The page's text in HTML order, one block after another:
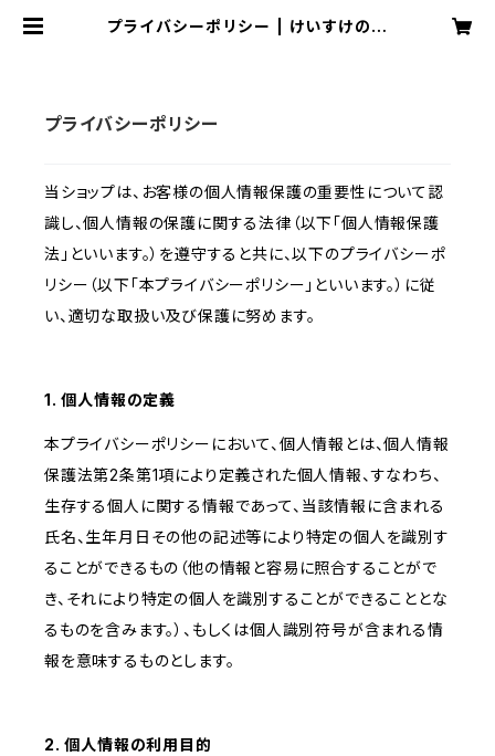
プライバシーポリシー | けいすけのイ
プライバシーポリシー
当ショップは、お客様の個人情報保護の重要性について認
識し、個人情報の保護に関する法律（以下「個人情報保護
法」といいます。）を遵守すると共に、以下のプライバシーポ
リシー（以下「本プライバシーポリシー」といいます。）に従
い、適切な取扱い及び保護に努めます。
1. 個人情報の定義
本プライバシーポリシーにおいて、個人情報とは、個人情報
保護法第2条第1項により定義された個人情報、すなわち、
生存する個人に関する情報であって、当該情報に含まれる
氏名、生年月日その他の記述等により特定の個人を識別す
ることができるもの（他の情報と容易に照合することがで
き、それにより特定の個人を識別することができることとな
るものを含みます。）、もしくは個人識別符号が含まれる情
報を意味するものとします。
2. 個人情報の利用目的